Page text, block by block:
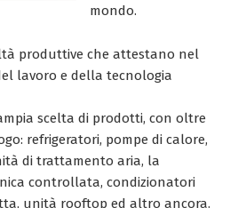
mondo.
produttive che attestano nel
lavoro e della tecnologia
scelta di prodotti, con oltre
refrigeratori, pompe di calore,
di trattamento aria, la
controllata, condizionatori
unità rooftop ed altro ancora.